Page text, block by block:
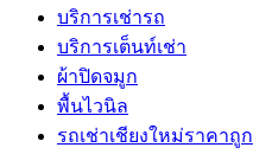
บริการเช่ารถ
บริการเต็นท์เช่า
ผ้าปิดจมูก
พื้นไวนิล
รถเช่าเชียงใหม่ราคาถูก